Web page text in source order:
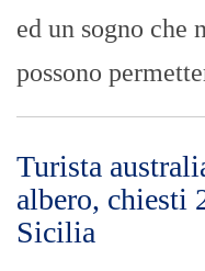
ed un sogno che
possono
Turista
albero, chiesti
Sicilia